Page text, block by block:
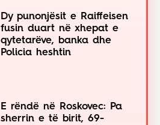
Dy punonjësit e Raiffeisen
fusin duart në xhepat e
qytetarëve, banka dhe
Policia heshtin
E rëndë në Roskovec: Pa
sherrin e të birit, 69-